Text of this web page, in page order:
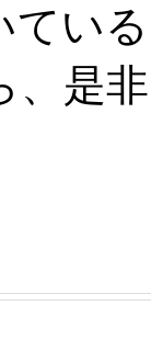
てい
、是